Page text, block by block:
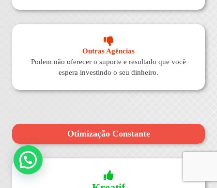
Outras Agências
Podem não oferecer o suporte e resultado que você
espera investindo o seu dinheiro.
Otimização Constante